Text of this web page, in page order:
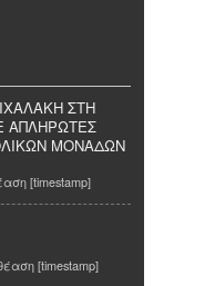
ΣΤΗ
ΑΠΛΗΡΩΤΕΣ
ΜΟΝΑΔΩΝ
[timestamp]
[timestamp]